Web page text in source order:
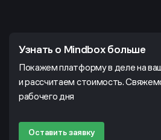
Узнать о Mindbox больше
Покажем платформу в деле на
и рассчитаем стоимость.
рабочего дня
Оставить заявку